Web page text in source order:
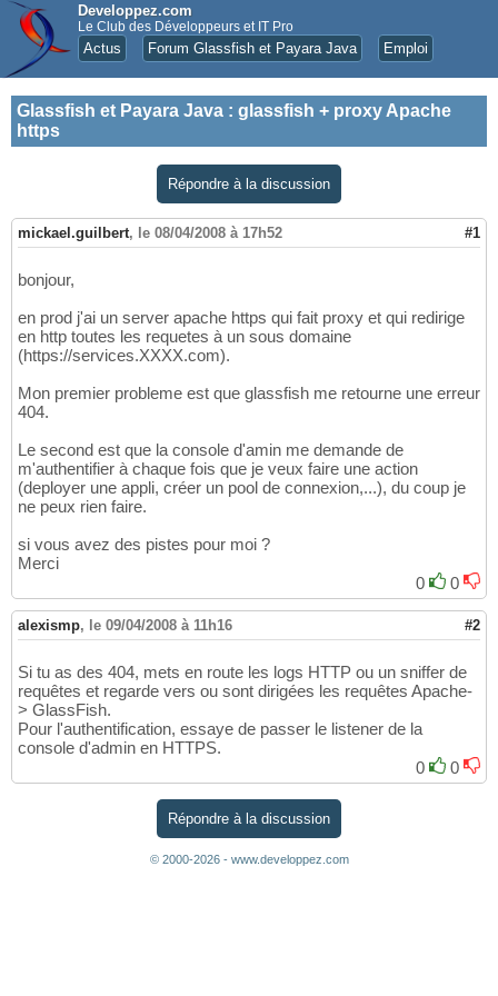
Developpez.com
Le Club des Développeurs et IT Pro
Actus Forum Glassfish et Payara Java Emploi
Glassfish et Payara Java : glassfish + proxy Apache
https
Répondre à la discussion
mickael.guilbert, le 08/04/2008 à 17h52 #1
bonjour,
en prod j'ai un server apache https qui fait proxy et qui redirige
en http toutes les requetes à un sous domaine
(https://services.XXXX.com).
Mon premier probleme est que glassfish me retourne une erreur
404.
Le second est que la console d'amin me demande de
m'authentifier à chaque fois que je veux faire une action
(deployer une appli, créer un pool de connexion,...), du coup je
ne peux rien faire.
si vous avez des pistes pour moi ?
Merci
0
0
alexismp, le 09/04/2008 à 11h16 #2
Si tu as des 404, mets en route les logs HTTP ou un sniffer de
requêtes et regarde vers ou sont dirigées les requêtes Apache-
> GlassFish.
Pour l'authentification, essaye de passer le listener de la
console d'admin en HTTPS.
0
0
Répondre à la discussion
© 2000-2026 - www.developpez.com